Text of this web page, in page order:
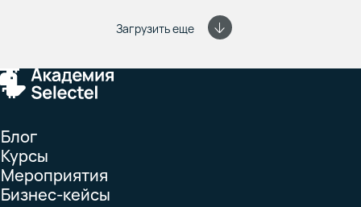
Загрузить еще
Блог
Курсы
Мероприятия
Бизнес-кейсы